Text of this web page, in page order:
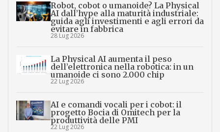
Robot, cobot o umanoide? La Physical
AI dall’hype alla maturità industriale:
guida agli investimenti e agli errori da
evitare in fabbrica
28 Lug 2026
La Physical AI aumenta il peso
dell’elettronica nella robotica: in un
umanoide ci sono 2.000 chip
22 Lug 2026
AI e comandi vocali per i cobot: il
progetto Bocia di Omitech per la
produttività delle PMI
22 Lug 2026